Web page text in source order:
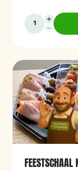
verjaardagen,